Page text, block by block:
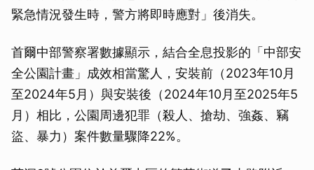
緊急情況發生時，警方將即時應對」後消失。
首爾中部警察署數據顯示，結合全息投影的「中部安
全公園計畫」成效相當驚人，安裝前（2023年10月
至2024年5月）與安裝後（2024年10月至2025年5
月）相比，公園周邊犯罪（殺人、搶劫、強姦、竊
盜、暴力）案件數量驟降22%。